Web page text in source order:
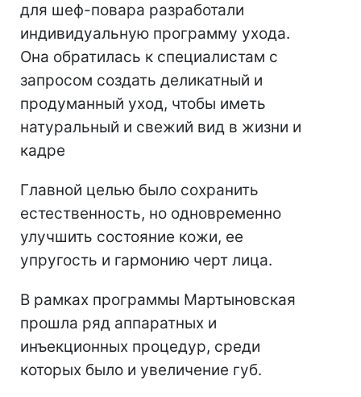
для шеф-повара разработали
индивидуальную программу ухода.
Она обратилась к специалистам с
запросом создать деликатный и
продуманный уход, чтобы иметь
натуральный и свежий вид в жизни и
кадре
Главной целью было сохранить
естественность, но одновременно
улучшить состояние кожи, ее
упругость и гармонию черт лица.
В рамках программы Мартыновская
прошла ряд аппаратных и
инъекционных процедур, среди
которых было и увеличение губ.